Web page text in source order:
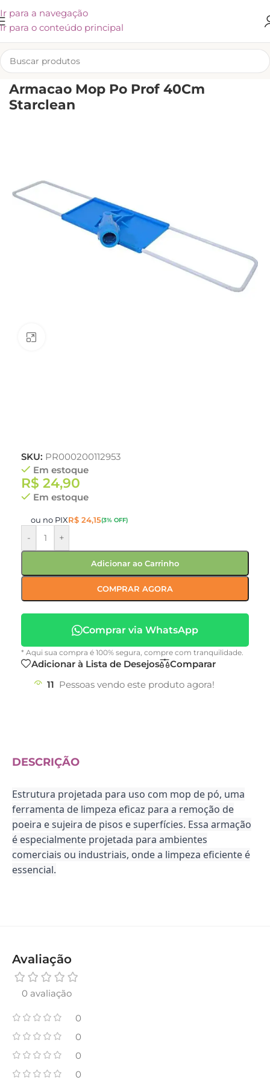
Ir para a navegação
Ir para o conteúdo principal
INÍCIO/EQUIPAMENTOS/LIMPEZA SECA
Armacao Mop Po Prof 40Cm
Starclean
SKU: PR000200112953
Em estoque
R$ 24,90
Em estoque
ou no PIXR$ 24,15(3% OFF)
- +
Adicionar ao Carrinho
COMPRAR AGORA
Comprar via WhatsApp
* Aqui sua compra é 100% segura, compre com tranquilidade.
Adicionar à Lista de Desejos
Comparar
11 Pessoas vendo este produto agora!
DESCRIÇÃO
Estrutura projetada para uso com mop de pó, uma
ferramenta de limpeza eficaz para a remoção de
poeira e sujeira de pisos e superfícies. Essa armação
é especialmente projetada para ambientes
comerciais ou industriais, onde a limpeza eficiente é
essencial.
Avaliação
0 avaliação
0
0
0
0